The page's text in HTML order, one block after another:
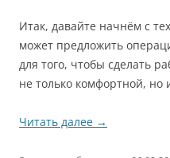
Итак, давайте начнём с
может предложить
для того, чтобы сделать
не только комфортной, но
Читать далее →